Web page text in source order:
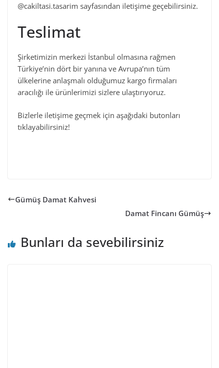
@cakiltasi.tasarim sayfasından iletişime geçebilirsiniz.
Teslimat
Şirketimizin merkezi İstanbul olmasına rağmen
Türkiye’nin dört bir yanına ve Avrupa’nın tüm
ülkelerine anlaşmalı olduğumuz kargo firmaları
aracılığı ile ürünlerimizi sizlere ulaştırıyoruz.
Bizlerle iletişime geçmek için aşağıdaki butonları
tıklayabilirsiniz!
Gümüş Damat Kahvesi
Damat Fincanı Gümüş
Bunları da sevebilirsiniz